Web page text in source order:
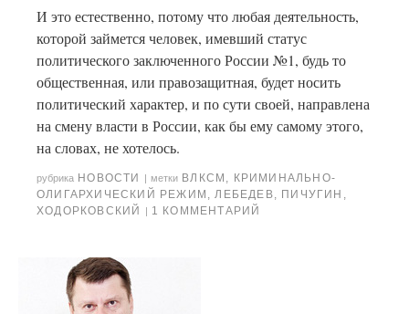
И это естественно, потому что любая деятельность,
которой займется человек, имевший статус
политического заключенного России №1, будь то
общественная, или правозащитная, будет носить
политический характер, и по сути своей, направлена
на смену власти в России, как бы ему самому этого,
на словах, не хотелось.
рубрика НОВОСТИ | метки ВЛКСМ , КРИМИНАЛЬНО-
ОЛИГАРХИЧЕСКИЙ РЕЖИМ ,ЛЕБЕДЕВ, ПИЧУГИН ,
ХОДОРКОВСКИЙ
| 1 КОММЕНТАРИЙ